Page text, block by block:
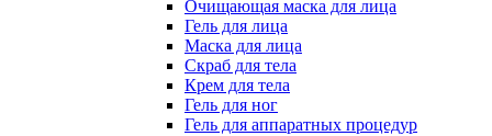
Очищающая маска для лица
Гель для лица
Маска для лица
Скраб для тела
Крем для тела
Гель для ног
Гель для аппаратных процедур